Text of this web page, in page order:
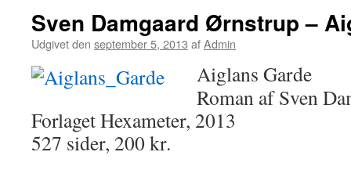
Sven Damgaard Ørnstrup –
Udgivet den september 5, 2013 afAdmin
Aiglans Garde
Roman af Sven
Forlaget Hexameter, 2013
527 sider, 200 kr.